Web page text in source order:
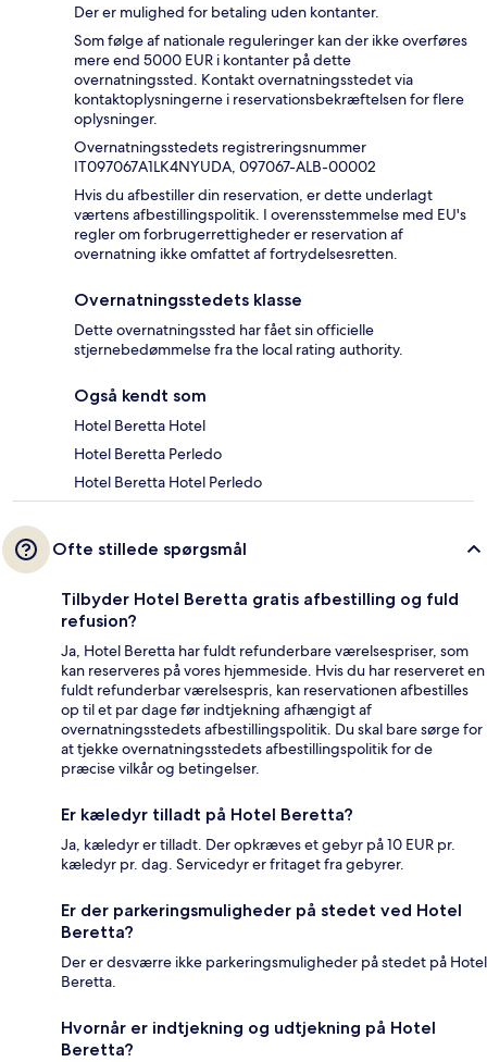
Der er mulighed for betaling uden kontanter.
Som følge af nationale reguleringer kan der ikke overføres
mere end 5000 EUR i kontanter på dette
overnatningssted. Kontakt overnatningsstedet via
kontaktoplysningerne i reservationsbekræftelsen for flere
oplysninger.
Overnatningsstedets registreringsnummer
IT097067A1LK4NYUDA, 097067-ALB-00002
Hvis du afbestiller din reservation, er dette underlagt
værtens afbestillingspolitik. I overensstemmelse med EU's
regler om forbrugerrettigheder er reservation af
overnatning ikke omfattet af fortrydelsesretten.
Overnatningsstedets klasse
Dette overnatningssted har fået sin officielle
stjernebedømmelse fra the local rating authority.
Også kendt som
Hotel Beretta Hotel
Hotel Beretta Perledo
Hotel Beretta Hotel Perledo
Ofte stillede spørgsmål
Tilbyder Hotel Beretta gratis afbestilling og fuld
refusion?
Ja, Hotel Beretta har fuldt refunderbare værelsespriser, som
kan reserveres på vores hjemmeside. Hvis du har reserveret en
fuldt refunderbar værelsespris, kan reservationen afbestilles
op til et par dage før indtjekning afhængigt af
overnatningsstedets afbestillingspolitik. Du skal bare sørge for
at tjekke overnatningsstedets afbestillingspolitik for de
præcise vilkår og betingelser.
Er kæledyr tilladt på Hotel Beretta?
Ja, kæledyr er tilladt. Der opkræves et gebyr på 10 EUR pr.
kæledyr pr. dag. Servicedyr er fritaget fra gebyrer.
Er der parkeringsmuligheder på stedet ved Hotel
Beretta?
Der er desværre ikke parkeringsmuligheder på stedet på Hotel
Beretta.
Hvornår er indtjekning og udtjekning på Hotel
Beretta?